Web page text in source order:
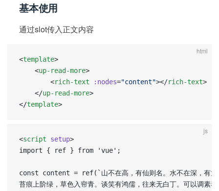
基本使用
通过slot传入正文内容
html
<template>
	<
up-read-more>
		<
rich-text :nodes="content"></rich-text>
	</
up-read-more>
</template>
js
<script setup>
import { ref } from 'vue';
const content = ref(`山不在高，有仙则名。水不在深，有
苔痕上阶绿，草色入帘青。谈笑有鸿儒，往来无白丁。可以调